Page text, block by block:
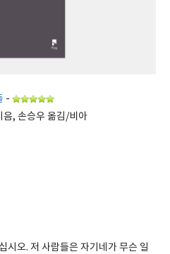
-
음, 손승우 옮김/비아
시오. 저 사람들은 자기네가 무슨 일